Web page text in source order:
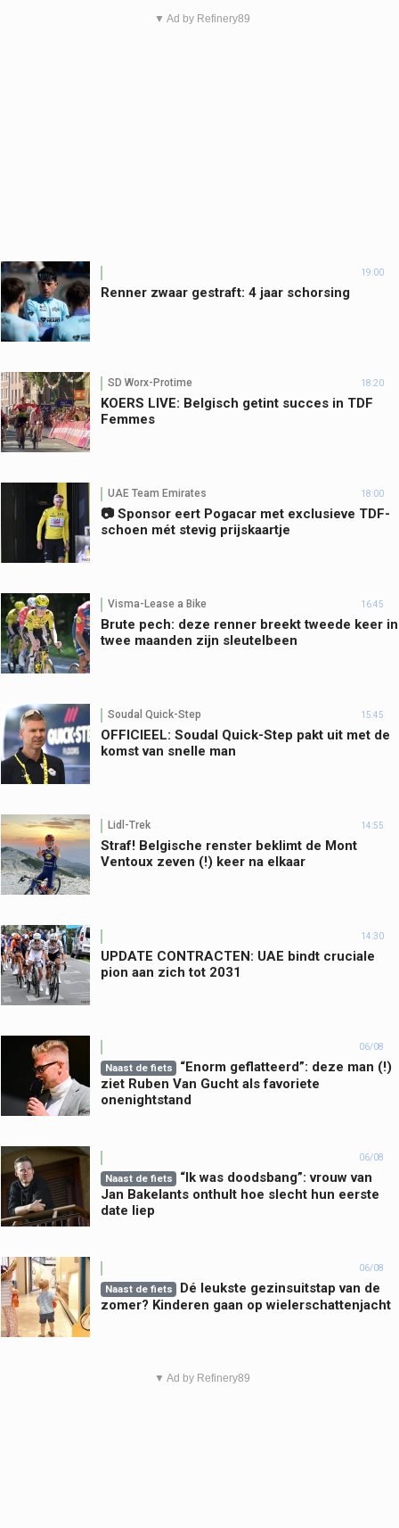
▼ Ad by Refinery89
19:00
Renner zwaar gestraft: 4 jaar schorsing
SD Worx-Protime 18:20
KOERS LIVE: Belgisch getint succes in TDF
Femmes
UAE Team Emirates 18:00
📷 Sponsor eert Pogacar met exclusieve TDF-
schoen mét stevig prijskaartje
Visma-Lease a Bike 16:45
Brute pech: deze renner breekt tweede keer in
twee maanden zijn sleutelbeen
Soudal Quick-Step 15:45
OFFICIEEL: Soudal Quick-Step pakt uit met de
komst van snelle man
Lidl-Trek 14:55
Straf! Belgische renster beklimt de Mont
Ventoux zeven (!) keer na elkaar
14:30
UPDATE CONTRACTEN: UAE bindt cruciale
pion aan zich tot 2031
06/08
Naast de fiets
“Enorm geflatteerd”: deze man (!)
ziet Ruben Van Gucht als favoriete
onenightstand
06/08
Naast de fiets
“Ik was doodsbang”: vrouw van
Jan Bakelants onthult hoe slecht hun eerste
date liep
06/08
Naast de fiets
Dé leukste gezinsuitstap van de
zomer? Kinderen gaan op wielerschattenjacht
▼ Ad by Refinery89